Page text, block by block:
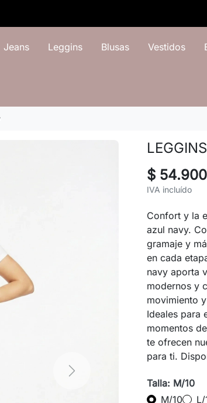
Jeans Leggins Blusas Vestidos
Next
$ 54.900
IVA incluído
Confort y la
azul navy.
gramaje y
en cada
navy aporta
modernos y
movimiento
Ideales para
momentos
te ofrecen
para ti.
Talla: M/10
M/10
L/